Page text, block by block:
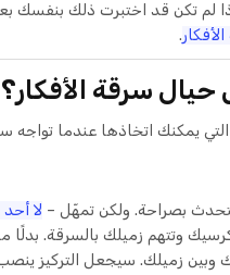
لم تكن قد اختبرت ذلك بنفسك
.
سرقة الأفكار؟
يمكنك اتخاذها عندما تواجه
بصراحة. ولكن تمهّل – لا
وتتهم زميلك بالسرقة. بدلًا
وبين زميلك. سيجعل التركيز